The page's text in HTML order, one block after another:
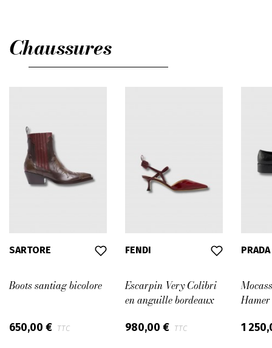
Chaussures
SARTORE
Boots santiag bicolore
650,00 € TTC
FENDI
Escarpin Very Colibri
en anguille bordeaux
980,00 € TTC
PRADA
1